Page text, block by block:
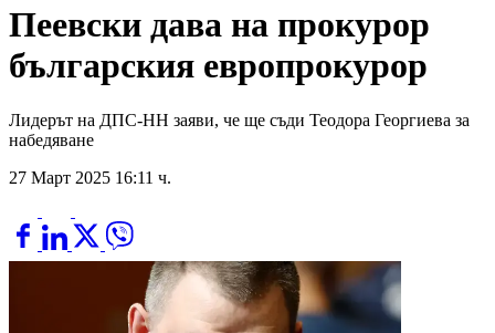
Пеевски дава на прокурор
българския европрокурор
Лидерът на ДПС-НН заяви, че ще съди Теодора Георгиева за
набедяване
27 Март 2025 16:11 ч.